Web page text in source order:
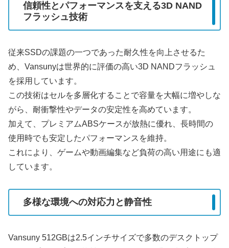
信頼性とパフォーマンスを支える3D NAND
フラッシュ技術
従来SSDの課題の一つであった耐久性を向上させるた
め、Vansunyは世界的に評価の高い3D NANDフラッシュ
を採用しています。
この技術はセルを多層化することで容量を大幅に増やしな
がら、耐衝撃性やデータの安定性を高めています。
加えて、プレミアムABSケースが放熱に優れ、長時間の
使用時でも安定したパフォーマンスを維持。
これにより、ゲームや動画編集など負荷の高い用途にも適
しています。
多様な環境への対応力と静音性
Vansuny 512GBは2.5インチサイズで多数のデスクトップ